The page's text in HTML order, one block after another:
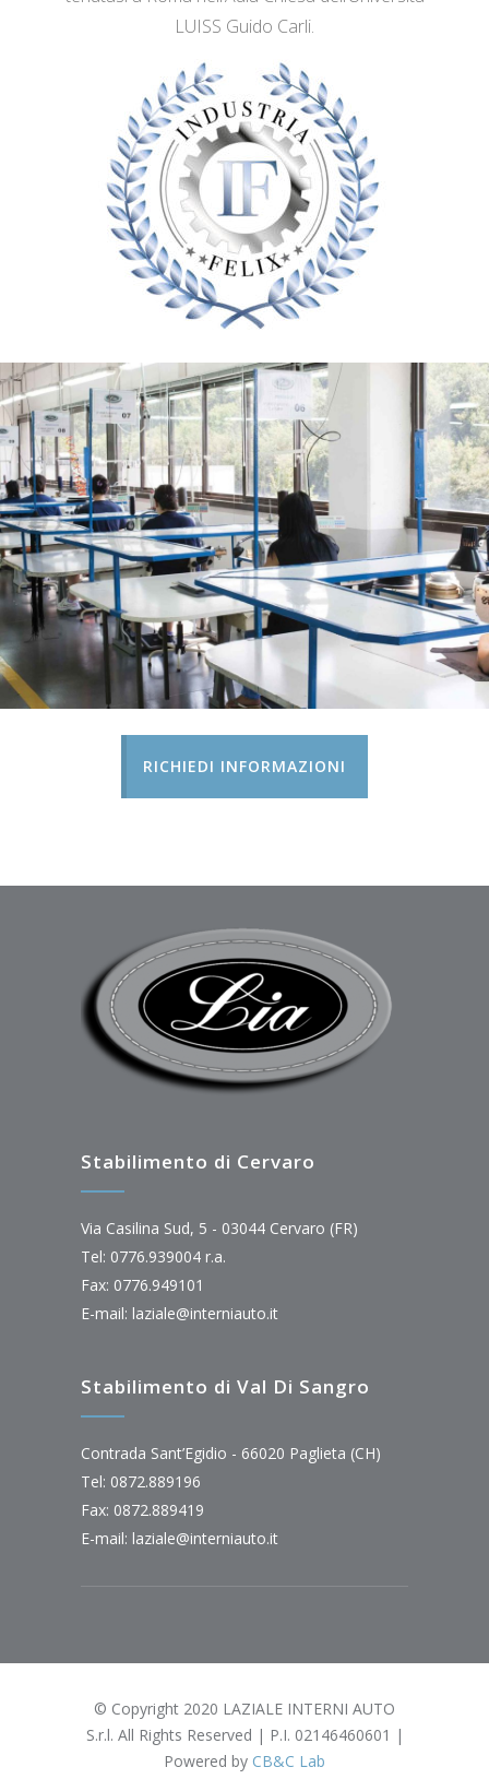
LUISS Guido Carli.
RICHIEDI INFORMAZIONI
Stabilimento di Cervaro
Via Casilina Sud, 5 - 03044 Cervaro (FR)
Tel: 0776.939004 r.a.
Fax: 0776.949101
E-mail: laziale@interniauto.it
Stabilimento di Val Di Sangro
Contrada Sant’Egidio - 66020 Paglieta (CH)
Tel: 0872.889196
Fax: 0872.889419
E-mail: laziale@interniauto.it
© Copyright 2020 LAZIALE INTERNI AUTO
S.r.l. All Rights Reserved | P.I. 02146460601 |
Powered by CB&C Lab